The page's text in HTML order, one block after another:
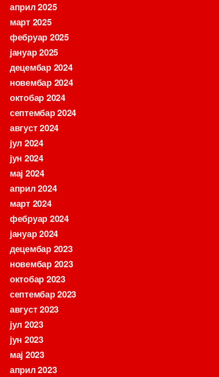
април 2025
март 2025
фебруар 2025
јануар 2025
децембар 2024
новембар 2024
октобар 2024
септембар 2024
август 2024
јул 2024
јун 2024
мај 2024
април 2024
март 2024
фебруар 2024
јануар 2024
децембар 2023
новембар 2023
октобар 2023
септембар 2023
август 2023
јул 2023
јун 2023
мај 2023
април 2023